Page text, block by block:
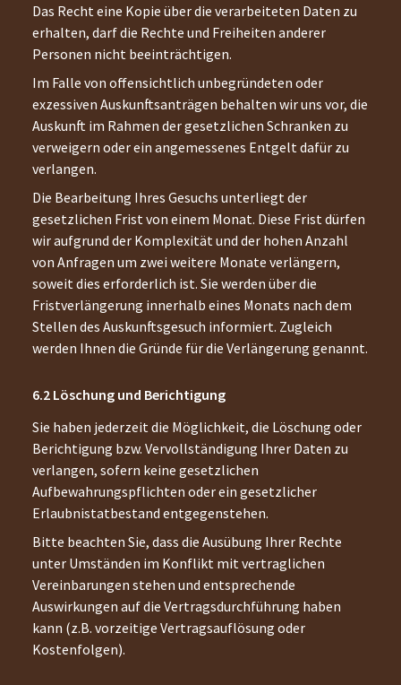
Das Recht eine Kopie über die verarbeiteten Daten zu
erhalten, darf die Rechte und Freiheiten anderer
Personen nicht beeinträchtigen.
Im Falle von offensichtlich unbegründeten oder
exzessiven Auskunftsanträgen behalten wir uns vor, die
Auskunft im Rahmen der gesetzlichen Schranken zu
verweigern oder ein angemessenes Entgelt dafür zu
verlangen.
Die Bearbeitung Ihres Gesuchs unterliegt der
gesetzlichen Frist von einem Monat. Diese Frist dürfen
wir aufgrund der Komplexität und der hohen Anzahl
von Anfragen um zwei weitere Monate verlängern,
soweit dies erforderlich ist. Sie werden über die
Fristverlängerung innerhalb eines Monats nach dem
Stellen des Auskunftsgesuch informiert. Zugleich
werden Ihnen die Gründe für die Verlängerung genannt.
Löschung und Berichtigung
Sie haben jederzeit die Möglichkeit, die Löschung oder
Berichtigung bzw. Vervollständigung Ihrer Daten zu
verlangen, sofern keine gesetzlichen
Aufbewahrungspflichten oder ein gesetzlicher
Erlaubnistatbestand entgegenstehen.
Bitte beachten Sie, dass die Ausübung Ihrer Rechte
unter Umständen im Konflikt mit vertraglichen
Vereinbarungen stehen und entsprechende
Auswirkungen auf die Vertragsdurchführung haben
kann (z.B. vorzeitige Vertragsauflösung oder
Kostenfolgen).